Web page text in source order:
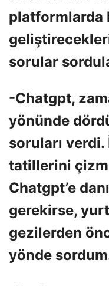
platformlarda
sorular
-Chatgpt,
yönünde
soruları
tatillerini
Chatgpt’e
gerekirse,
gezilerden
yönde